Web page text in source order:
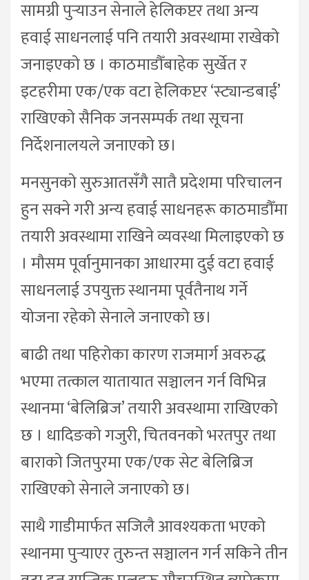
सामग्री पुर्‍याउन सेनाले हेलिकप्टर तथा अन्य
हवाई साधनलाई पनि तयारी अवस्थामा राखेको
जनाइएको छ । काठमाडौँबाहेक सुर्खेत र
इटहरीमा एक/एक वटा हेलिकप्टर ‘स्ट्यान्डबाई’
राखिएको सैनिक जनसम्पर्क तथा सूचना
निर्देशनालयले जनाएको छ।
मनसुनको सुरुआतसँगै सातै प्रदेशमा परिचालन
हुन सक्ने गरी अन्य हवाई साधनहरू काठमाडौँमा
तयारी अवस्थामा राखिने व्यवस्था मिलाइएको छ
। मौसम पूर्वानुमानका आधारमा दुई वटा हवाई
साधनलाई उपयुक्त स्थानमा पूर्वतैनाथ गर्ने
योजना रहेको सेनाले जनाएको छ।
बाढी तथा पहिरोका कारण राजमार्ग अवरुद्ध
भएमा तत्काल यातायात सञ्चालन गर्न विभिन्न
स्थानमा ‘बेलिब्रिज’ तयारी अवस्थामा राखिएको
छ । धादिङको गजुरी, चितवनको भरतपुर तथा
बाराको जितपुरमा एक/एक सेट बेलिब्रिज
राखिएको सेनाले जनाएको छ।
साथै गाडीमार्फत सजिलै आवश्यकता भएको
स्थानमा पुर्‍याएर तुरुन्त सञ्चालन गर्न सकिने तीन